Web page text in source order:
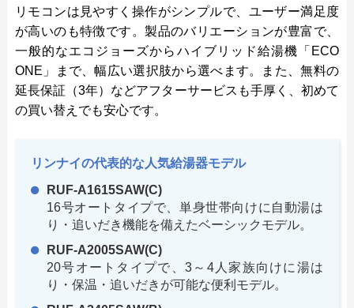
リモコンは見やすく操作がシンプルで、ユーザー満足度
が高いのも特徴です。製品のバリエーションが豊富で、
一般的なエコジョーズからハイブリッド給湯機「ECO
ONE」まで、幅広い選択肢から選べます。また、無料の
延長保証（3年）などアフターサービスも手厚く、初めて
の買い替えでも安心です。
リンナイの代表的な人気給湯器モデル
RUF-A1615SAW(C)
16号オートタイプで、単身世帯向けに自動湯は
り・追いだき機能を備えたベーシックモデル。
RUF-A2005SAW(C)
20号オートタイプで、3～4人家族向けに湯は
り・保温・追いだきが可能な便利モデル。